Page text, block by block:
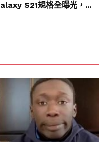
總是很放鬆。哪怕主
也非常淡定，盡情展現
S21規格全曝光，...